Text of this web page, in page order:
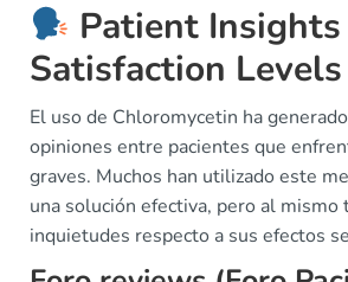
Patient
Satisfaction Levels
El uso de Chloromycetin ha
opiniones entre pacientes que
graves. Muchos han utilizado este
una solución efectiva, pero al mismo
inquietudes respecto a sus efectos